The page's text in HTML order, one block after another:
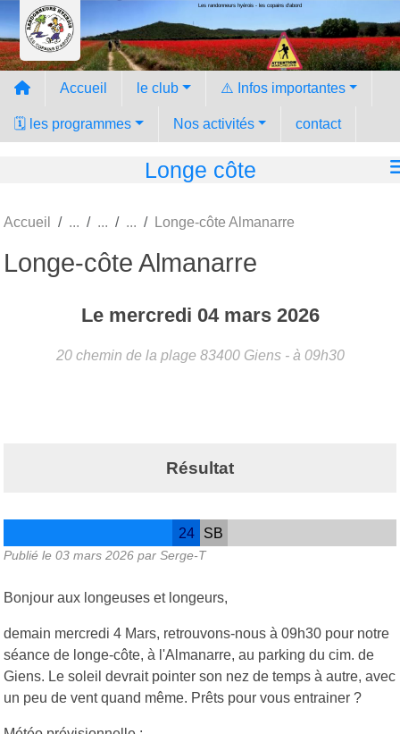
Les randonneurs hyèrois - les copains d'abord
Accueil le club ⚠️ Infos importantes
🗓️ les programmes Nos activités contact
Longe côte
Accueil Longe-côte Almanarre
Longe-côte Almanarre
Le mercredi 04 mars 2026
20 chemin de la plage 83400 Giens - à 09h30
Résultat
24 SB
Publié le 03 mars 2026 par Serge-T
Bonjour aux longeuses et longeurs,
demain mercredi 4 Mars, retrouvons-nous à 09h30 pour notre
séance de longe-côte, à l'Almanarre, au parking du cim. de
Giens. Le soleil devrait pointer son nez de temps à autre, avec
un peu de vent quand même. Prêts pour vous entrainer ?
Panneau de gestion des cookies